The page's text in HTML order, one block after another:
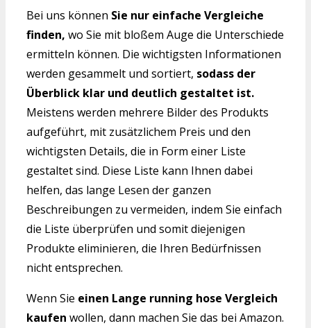
Bei uns können Sie nur einfache Vergleiche
finden, wo Sie mit bloßem Auge die Unterschiede
ermitteln können. Die wichtigsten Informationen
werden gesammelt und sortiert, sodass der
Überblick klar und deutlich gestaltet ist.
Meistens werden mehrere Bilder des Produkts
aufgeführt, mit zusätzlichem Preis und den
wichtigsten Details, die in Form einer Liste
gestaltet sind. Diese Liste kann Ihnen dabei
helfen, das lange Lesen der ganzen
Beschreibungen zu vermeiden, indem Sie einfach
die Liste überprüfen und somit diejenigen
Produkte eliminieren, die Ihren Bedürfnissen
nicht entsprechen.
Wenn Sie einen Lange running hose Vergleich
kaufen wollen, dann machen Sie das bei Amazon.